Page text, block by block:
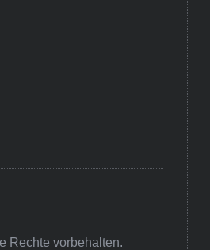
Rechte vorbehalten.